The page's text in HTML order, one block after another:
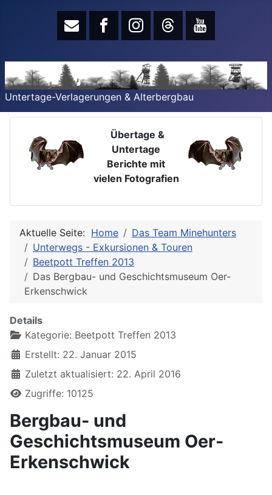
Untertage-Verlagerungen & Alterbergbau
Übertage &
Untertage
Berichte mit
vielen Fotografien
Aktuelle Seite: Home
Das Team Minehunters
Unterwegs - Exkursionen & Touren
Beetpott Treffen 2013
Das Bergbau- und Geschichtsmuseum Oer-
Erkenschwick
Details
Kategorie: Beetpott Treffen 2013
Erstellt: 22. Januar 2015
Zuletzt aktualisiert: 22. April 2016
Zugriffe: 10125
Bergbau- und
Geschichtsmuseum Oer-
Erkenschwick